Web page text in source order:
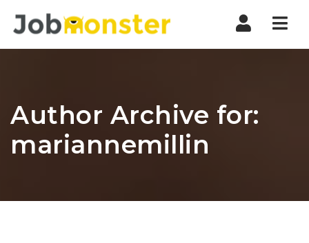
Author Archive for:
mariannemillin